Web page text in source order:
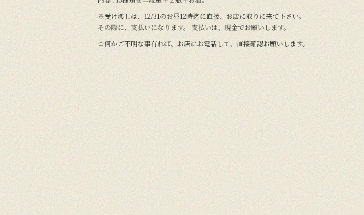
※受け渡しは、12/31のお昼12時迄に直接、お店に取りに来て下さい。
その際に、支払いになります。 支払いは、現金でお願いします。
☆何かご不明な事有れば、お店にお電話して、直接確認お願いします。